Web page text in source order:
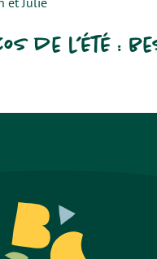
de l’été :